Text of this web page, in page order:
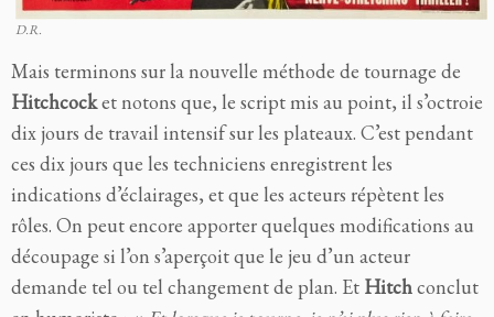
D.R.
Mais terminons sur la nouvelle méthode de tournage de
Hitchcocket notons que, le script mis au point, il s’octroie
dix jours de travail intensif sur les plateaux. C’est pendant
ces dix jours que les techniciens enregistrent les
indications d’éclairages, et que les acteurs répètent les
rôles. On peut encore apporter quelques modifications au
découpage si l’on s’aperçoit que le jeu d’un acteur
demande tel ou tel changement de plan. Et Hitchconclut